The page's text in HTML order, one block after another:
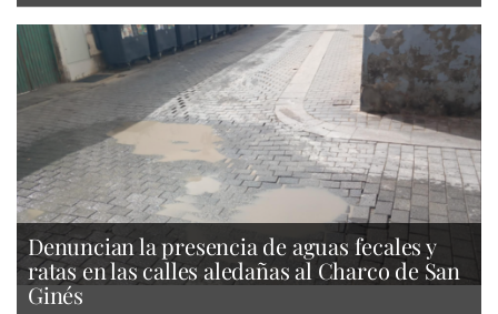
Denuncian la presencia de aguas fecales y
ratas en las calles aledañas al Charco de San
Ginés